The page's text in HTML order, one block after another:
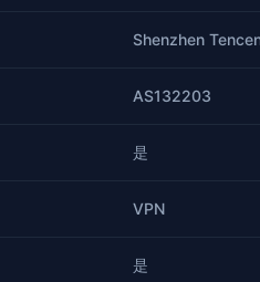
Shenzhen
AS132203
是
VPN
是